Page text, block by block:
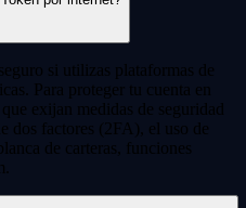
si utilizas plataformas de
Para proteger tu cuenta en
exijan medidas de seguridad
dos factores (2FA), el uso de
de carteras, funciones